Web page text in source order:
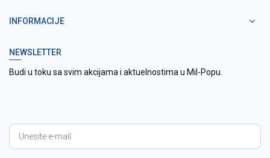
INFORMACIJE
NEWSLETTER
Budi u toku sa svim akcijama i aktuelnostima u Mil-Popu.